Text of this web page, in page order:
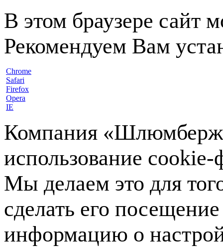
В этом браузере сайт
Рекомендуем Вам
Chrome
Safari
Firefox
Opera
IE
Компания
использование
Мы делаем это для
сделать его
информацию о